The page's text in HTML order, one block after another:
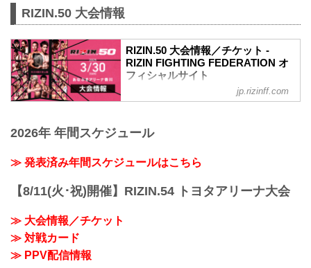
RIZIN.50 大会情報
RIZIN.50 大会情報／チケット -
RIZIN FIGHTING FEDERATION オ
フィシャルサイト
RIZIN.50のご観戦はPPVチケットをお買
さい。
- YouTube
youtu.be
jp.rizinff.com
2026年 年間スケジュール
≫ 発表済み年間スケジュールはこちら
【8/11(火･祝)開催】RIZIN.54 トヨタアリーナ大会
≫ 大会情報／チケット
≫ 対戦カード
≫ PPV配信情報